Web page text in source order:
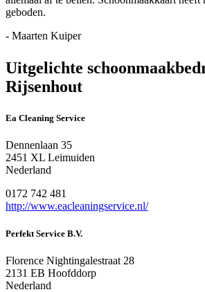
geboden.
- Maarten Kuiper
Uitgelichte
Rijsenhout
Ea Cleaning Service
Dennenlaan 35
2451 XL Leimuiden
Nederland
0172 742 481
http://www.eacleaningservice.nl/
Perfekt Service B.V.
Florence Nightingalestraat 28
2131 EB Hoofddorp
Nederland